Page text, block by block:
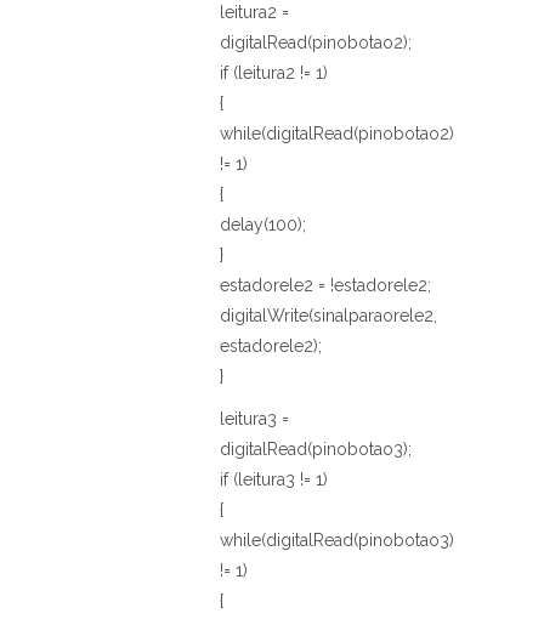
leitura2 =
digitalRead(pinobotao2);
if (leitura2 != 1)
{
while(digitalRead(pinobotao2)
!= 1)
{
delay(100);
}
estadorele2 = !estadorele2;
digitalWrite(sinalparaorele2,
estadorele2);
}
leitura3 =
digitalRead(pinobotao3);
if (leitura3 != 1)
{
while(digitalRead(pinobotao3)
!= 1)
{